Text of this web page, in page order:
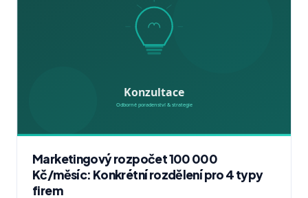
Marketingový rozpočet 100 000
Kč/měsíc: Konkrétní rozdělení pro 4 typy
firem